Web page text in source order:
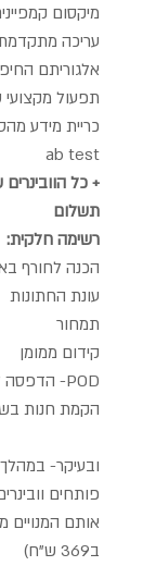
מיקסום
עריכה
אלגוריתם
תפעול
כריית מידע
ab test
+ כל
תשלום
רשימה חלקית:
הכנה לחורף
עונת החתונות
תמחור
קידום ממומן
POD- הדפסה לפי הזמנה
הקמת חנות
ובעיקר-
פותחים
אותם
ב369 ש"ח)